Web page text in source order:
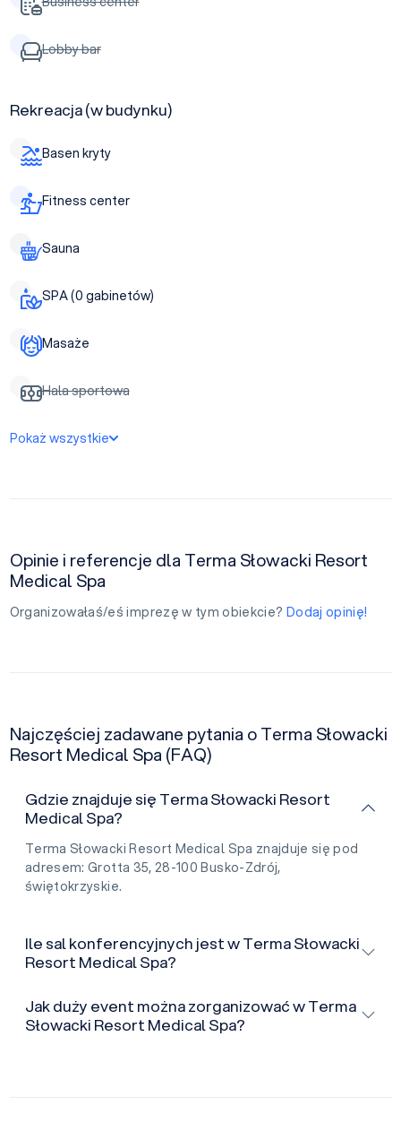
Lobby bar
Rekreacja (w budynku)
Basen kryty
Fitness center
Sauna
SPA (0 gabinetów)
Masaże
Hala sportowa
Pokaż wszystkie
Opinie i referencje dla Terma Słowacki Resort
Medical Spa
Organizowałaś/eś imprezę w tym obiekcie? Dodaj opinię!
Najczęściej zadawane pytania o Terma Słowacki
Resort Medical Spa (FAQ)
Gdzie znajduje się Terma Słowacki Resort
Medical Spa?
Terma Słowacki Resort Medical Spa znajduje się pod
adresem: Grotta 35, 28-100 Busko-Zdrój,
świętokrzyskie.
Ile sal konferencyjnych jest w Terma Słowacki
Resort Medical Spa?
Jak duży event można zorganizować w Terma
Słowacki Resort Medical Spa?